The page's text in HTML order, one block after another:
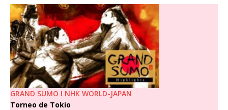
GRAND SUMO I NHK WORLD-JAPAN
Torneo de Tokio